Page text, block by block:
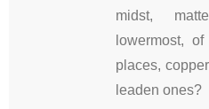
midst,
lowermost,
places,
leaden ones?